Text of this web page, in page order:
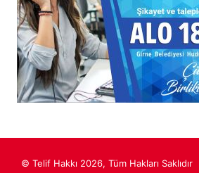
© Telif Hakkı 2026, Tüm Hakları Saklıdır |